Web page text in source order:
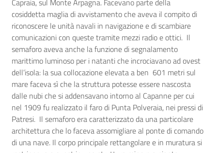
Capraia, sul Monte Arpagna. Facevano parte della
cosiddetta maglia di avvistamento che aveva il compito di
riconoscere le unità navali in navigazione e di scambiare
comunicazioni con queste tramite mezzi radio e ottici. Il
semaforo aveva anche la funzione di segnalamento
marittimo luminoso per i natanti che incrociavano ad ovest
dell’isola: la sua collocazione elevata a ben 601 metri sul
mare faceva sì che la struttura potesse essere nascosta
dalle nubi che si addensavano intorno al Capanne per cui
nel 1909 fu realizzato il faro di Punta Polveraia, nei pressi di
Patresi. Il semaforo era caratterizzato da una particolare
architettura che lo faceva assomigliare al ponte di comando
di una nave. Il corpo principale rettangolare e in muratura si